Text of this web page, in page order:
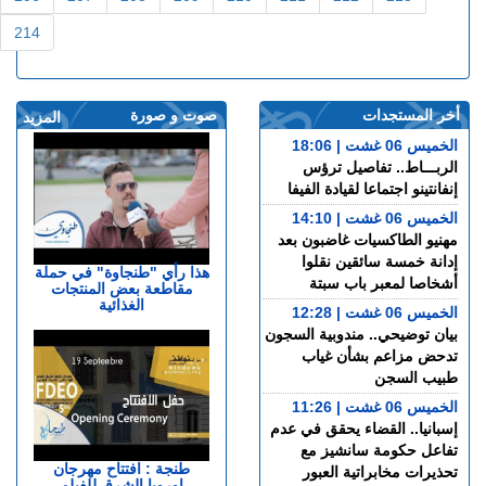
214
المزيد صوت و صورة
هذا رأي "طنجاوة" في حملة
مقاطعة بعض المنتجات
الغذائية
طنجة : افتتاح مهرجان
أخر المستجدات
الخميس 06 غشت | 18:06
الربـــاط.. تفاصيل ترؤس
إنفانتينو اجتماعا لقيادة الفيفا
الخميس 06 غشت | 14:10
مهنيو الطاكسيات غاضبون بعد
إدانة خمسة سائقين نقلوا
أشخاصا لمعبر باب سبتة
الخميس 06 غشت | 12:28
بيان توضيحي.. مندوبية السجون
تدحض مزاعم بشأن غياب
طبيب السجن
الخميس 06 غشت | 11:26
إسبانيا.. القضاء يحقق في عدم
تفاعل حكومة سانشيز مع
تحذيرات مخابراتية العبور